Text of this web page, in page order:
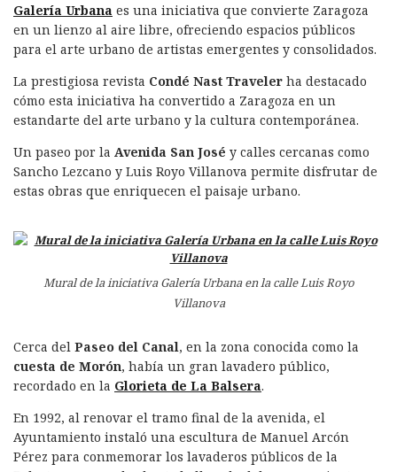
Galería Urbana es una iniciativa que convierte Zaragoza
en un lienzo al aire libre, ofreciendo espacios públicos
para el arte urbano de artistas emergentes y consolidados.
La prestigiosa revista Condé Nast Traveler ha destacado
cómo esta iniciativa ha convertido a Zaragoza en un
estandarte del arte urbano y la cultura contemporánea.
Un paseo por la Avenida San José y calles cercanas como
Sancho Lezcano y Luis Royo Villanova permite disfrutar de
estas obras que enriquecen el paisaje urbano.
Mural de la iniciativa Galería Urbana en la calle Luis Royo
Villanova
Cerca del Paseo del Canal, en la zona conocida como la
cuesta de Morón, había un gran lavadero público,
recordado en la Glorieta de La Balsera.
En 1992, al renovar el tramo final de la avenida, el
Ayuntamiento instaló una escultura de Manuel Arcón
Pérez para conmemorar los lavaderos públicos de la